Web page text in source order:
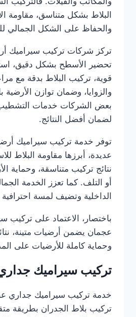
البلاط بشكل متناسق، مقاومة
والحفاظ على الشكل الجمالي
تركز شركات تركيب سيراميك
تحضير الأسطح بشكل دقيق،
قوية، تركيب البلاط بدقة مع
والزوايا، وضمان توازن الأرضية
بعض الشركات خدمات التشطيب
لضمان أفضل النتائج.
توفر خدمة تركيب سيراميك
عديدة، أبرزها مقاومة البلاط
نتائج تركيب متناسقة، وحماية
أو التلف. كما تعزز الخدمة
الداخلية وتضيف لمسة
باختصار، الاعتماد على تركيب
عجمان يضمن أرضيات متينة،
وحماية كاملة للأرضيات على
تركيب سيراميك
خدمة تركيب سيراميك جداري
تركيب بلاط الجدران بطريقة